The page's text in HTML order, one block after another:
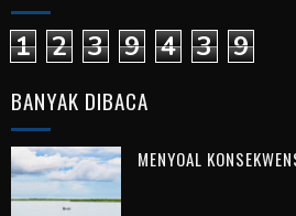
1 2 3 9 4 3 9
BANYAK DIBACA
MENYOAL